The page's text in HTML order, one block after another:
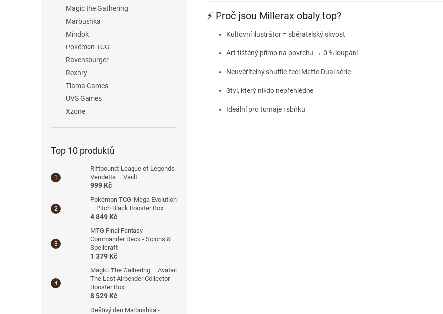
Magic the Gathering
Marbushka
Mindok
Pokémon TCG
Ravensburger
Rexhry
Tlama Games
UVS Games
Xzone
Top 10 produktů
Riftbound: League of Legends
Vendetta – Vault
999 Kč
Pokémon TCG: Mega Evolution
– Pitch Black Booster Box
4 849 Kč
MTG Final Fantasy
Commander Deck - Scions &
Spellcraft
1 379 Kč
Magic: The Gathering – Avatar:
The Last Airbender Collector
Booster Box
8 529 Kč
Deštivý den Marbushka -
⚡ Proč jsou Millerax obaly top?
Kultovní ilustrátor = sběratelský skvost
Art tištěný přímo na povrchu → 0 % loupání
Neuvěřitelný shuffle-feel Matte Dual série
Styl, který nikdo nepřehlédne
Ideální pro turnaje i sbírku